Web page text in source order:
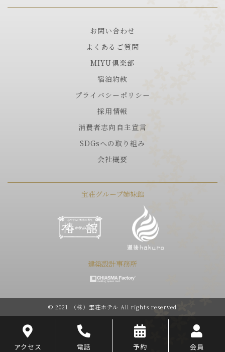
お問い合わせ
よくあるご質問
MIYU倶楽部
宿泊約款
プライバシーポリシー
採用情報
消費者志向自主宣言
SDGsへの取り組み
会社概要
宝荘グループ姉妹館
建築設計事務所
© 2021 （株）宝荘ホテル All rights reserved
アクセス 電話 予約 会員